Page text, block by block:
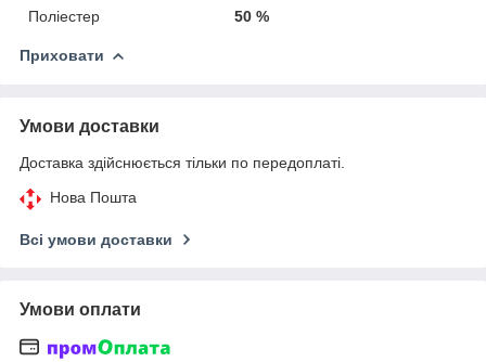
Поліестер
50 %
Приховати
Умови доставки
Доставка здійснюється тільки по передоплаті.
Нова Пошта
Всі умови доставки
Умови оплати